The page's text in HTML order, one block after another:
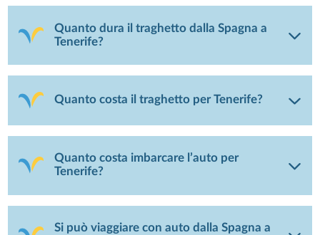
Quanto dura il traghetto dalla Spagna a
Tenerife?
Quanto costa il traghetto per Tenerife?
Quanto costa imbarcare l’auto per
Tenerife?
Si può viaggiare con auto dalla Spagna a